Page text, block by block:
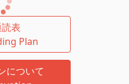
表
Plan
について